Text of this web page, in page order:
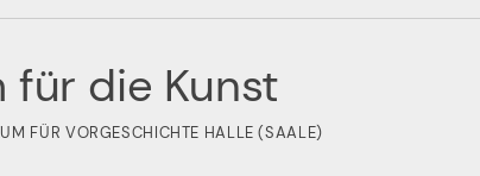
für die Kunst
FÜR VORGESCHICHTE HALLE (SAALE)